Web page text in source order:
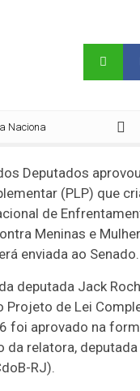
de Enfrentamento da
Deputados
(PLP) que
de
Meninas e
enviada ao Senado.
deputada Jack
Projeto de Lei
foi aprovado na
da relatora,
RJ).